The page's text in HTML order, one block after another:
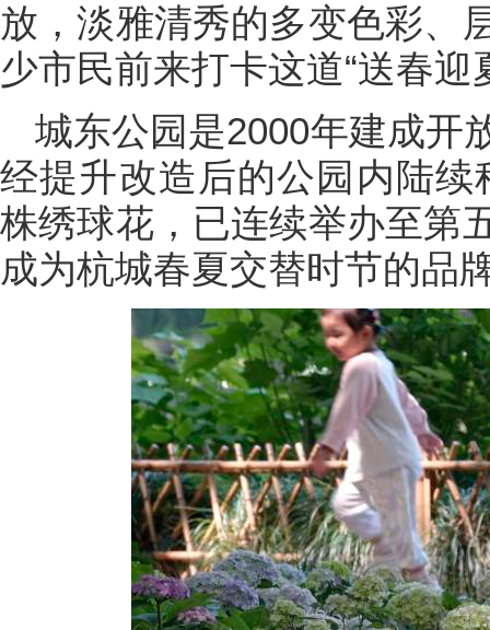
放，淡雅清秀的多变色彩、
少市民前来打卡这道“送春迎
城东公园是2000年建成开
经提升改造后的公园内陆
株绣球花，已连续举办至第
成为杭城春夏交替时节的品